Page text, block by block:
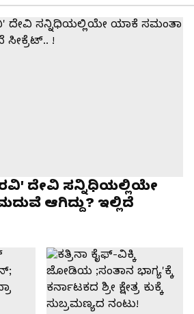
ದೇವಿ ಸನ್ನಿಧಿಯಲ್ಲಿಯೇ
ಆಗಿದ್ದು? ಇಲ್ಲಿದೆ